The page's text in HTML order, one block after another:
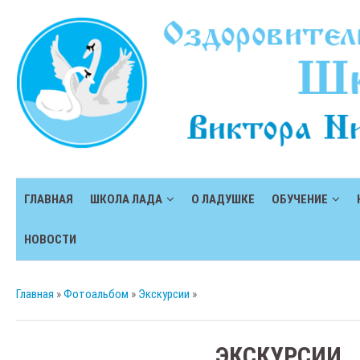
ГЛАВНАЯ ШКОЛА ЛАДА О ЛАДУШКЕ ОБУЧЕНИЕ
НОВОСТИ
Главная »Фотоальбом » Экскурсии »